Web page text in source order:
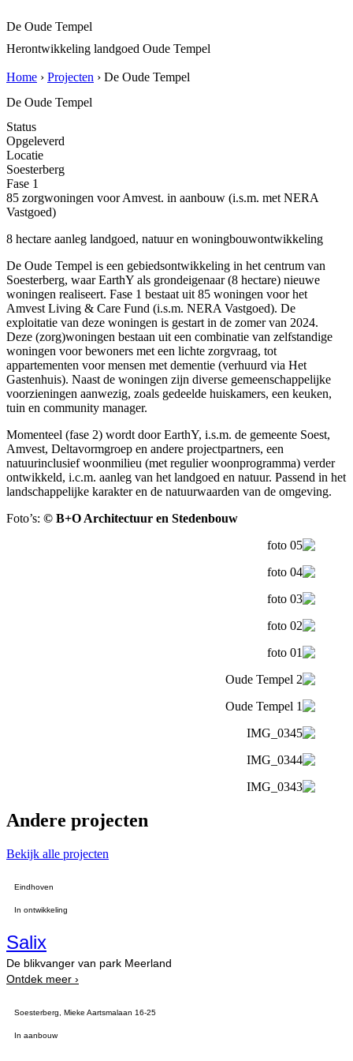
De Oude Tempel
Herontwikkeling landgoed Oude Tempel
Home › Projecten › De Oude Tempel
De Oude Tempel
Status
Opgeleverd
Locatie
Soesterberg
Fase 1
85 zorgwoningen voor Amvest. in aanbouw (i.s.m. met NERA
Vastgoed)
8 hectare aanleg landgoed, natuur en woningbouwontwikkeling
De Oude Tempel is een gebiedsontwikkeling in het centrum van
Soesterberg, waar EarthY als grondeigenaar (8 hectare) nieuwe
woningen realiseert. Fase 1 bestaat uit 85 woningen voor het
Amvest Living & Care Fund (i.s.m. NERA Vastgoed). De
exploitatie van deze woningen is gestart in de zomer van 2024.
Deze (zorg)woningen bestaan uit een combinatie van zelfstandige
woningen voor bewoners met een lichte zorgvraag, tot
appartementen voor mensen met dementie (verhuurd via Het
Gastenhuis). Naast de woningen zijn diverse gemeenschappelijke
voorzieningen aanwezig, zoals gedeelde huiskamers, een keuken,
tuin en community manager.
Momenteel (fase 2) wordt door EarthY, i.s.m. de gemeente Soest,
Amvest, Deltavormgroep en andere projectpartners, een
natuurinclusief woonmilieu (met regulier woonprogramma) verder
ontwikkeld, i.c.m. aanleg van het landgoed en natuur. Passend in het
landschappelijke karakter en de natuurwaarden van de omgeving.
Foto’s: © B+O Architectuur en Stedenbouw
Andere projecten
Bekijk alle projecten
Eindhoven
In ontwikkeling
Salix
De blikvanger van park Meerland
Ontdek meer ›
Soesterberg, Mieke Aartsmalaan 16-25
In aanbouw